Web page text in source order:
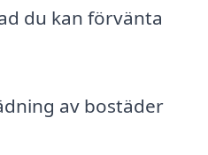
du kan förvänta
av bostäder